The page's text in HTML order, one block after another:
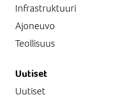
Infrastruktuuri
Ajoneuvo
Teollisuus
Uutiset
Uutiset